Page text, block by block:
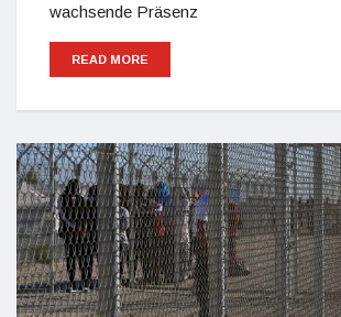
wachsende Präsenz
READ MORE